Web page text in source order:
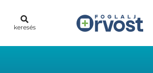
keresés